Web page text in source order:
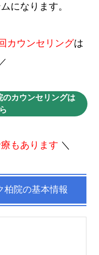
になります。
カウンセリングは
カウンセリングは
もあります ＼
柏院の基本情報
5.0 stars